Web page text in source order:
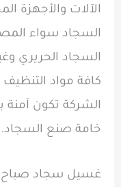
الآلات والأجهزة
السجاد سواء
السجاد الحريري
كافة مواد
الشركة تكون آمنة
خامة صنع السجاد.
غسيل سجاد صباح